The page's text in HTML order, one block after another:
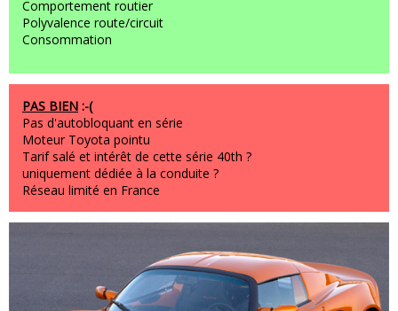
Comportement routier
Polyvalence route/circuit
Consommation
PAS BIEN :-(
Pas d'autobloquant en série
Moteur Toyota pointu
Tarif salé et intérêt de cette série 40th ?
uniquement dédiée à la conduite ?
Réseau limité en France